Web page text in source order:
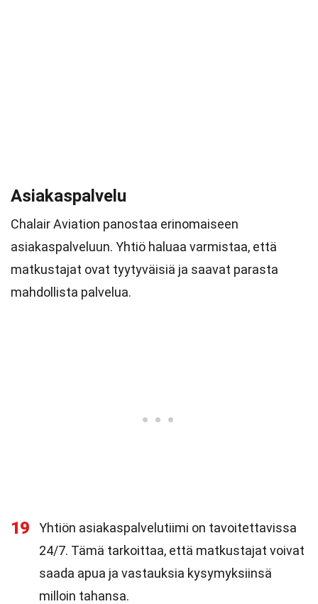
Asiakaspalvelu
Chalair Aviation panostaa erinomaiseen
asiakaspalveluun. Yhtiö haluaa varmistaa, että
matkustajat ovat tyytyväisiä ja saavat parasta
mahdollista palvelua.
19
Yhtiön asiakaspalvelutiimi on tavoitettavissa
24/7. Tämä tarkoittaa, että matkustajat voivat
saada apua ja vastauksia kysymyksiinsä
milloin tahansa.